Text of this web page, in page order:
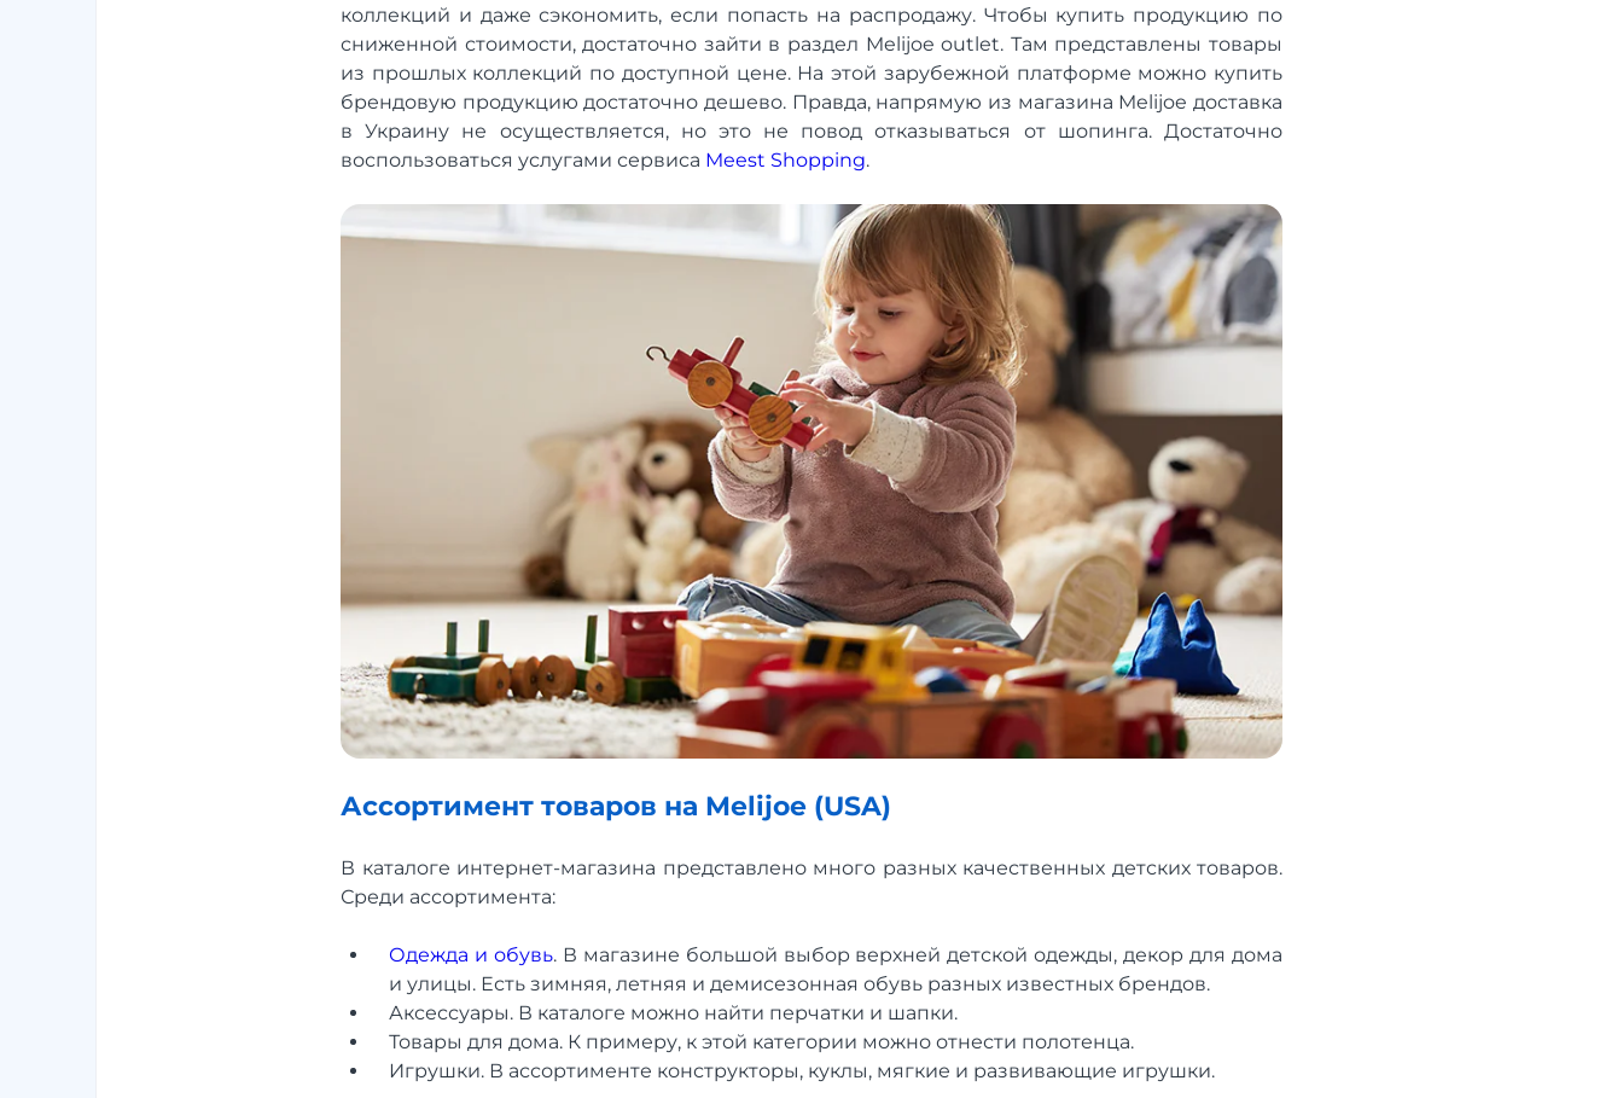
коллекций и даже сэкономить, если попасть на распродажу. Чтобы купить продукцию по
сниженной стоимости, достаточно зайти в раздел Melijoe outlet. Там представлены товары
из прошлых коллекций по доступной цене. На этой зарубежной платформе можно купить
брендовую продукцию достаточно дешево. Правда, напрямую из магазина Melijoe доставка
в Украину не осуществляется, но это не повод отказываться от шопинга. Достаточно
воспользоваться услугами сервиса Meest Shopping.
Ассортимент товаров на Melijoe (USA)
В каталоге интернет-магазина представлено много разных качественных детских товаров.
Среди ассортимента:
Одежда и обувь. В магазине большой выбор верхней детской одежды, декор для дома
и улицы. Есть зимняя, летняя и демисезонная обувь разных известных брендов.
Аксессуары. В каталоге можно найти перчатки и шапки.
Товары для дома. К примеру, к этой категории можно отнести полотенца.
Игрушки. В ассортименте конструкторы, куклы, мягкие и развивающие игрушки.